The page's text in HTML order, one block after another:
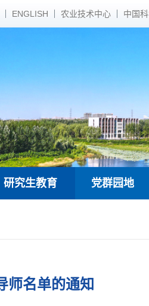
ENGLISH 农业技术中心 中国
研究生教育 党群园地
师名单的通知